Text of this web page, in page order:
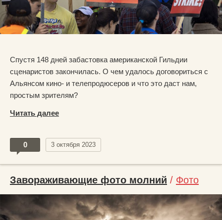
Спустя 148 дней забастовка американской Гильдии
сценаристов закончилась. О чем удалось договориться с
Альянсом кино- и телепродюсеров и что это даст нам,
простым зрителям?
Читать далее
0 3 октября 2023
Завораживающие фото молний / Фото